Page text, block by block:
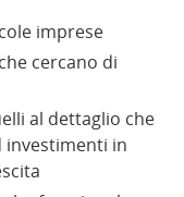
imprese
cercano di
al dettaglio che
investimenti in